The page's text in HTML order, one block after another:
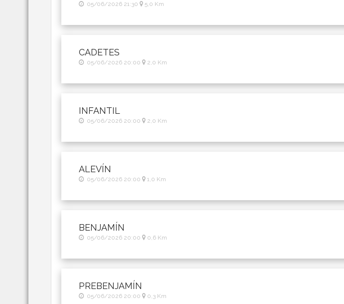
05/06/2026 21:30 5,0 Km
CADETES
05/06/2026 20:00 2,0 Km
INFANTIL
05/06/2026 20:00 2,0 Km
ALEVÍN
05/06/2026 20:00 1,0 Km
BENJAMÍN
05/06/2026 20:00 0,6 Km
PREBENJAMÍN
05/06/2026 20:00 0,3 Km